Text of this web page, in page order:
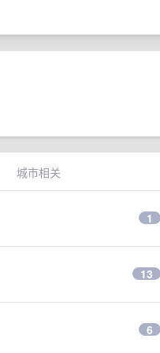
城市相关
1
13
6